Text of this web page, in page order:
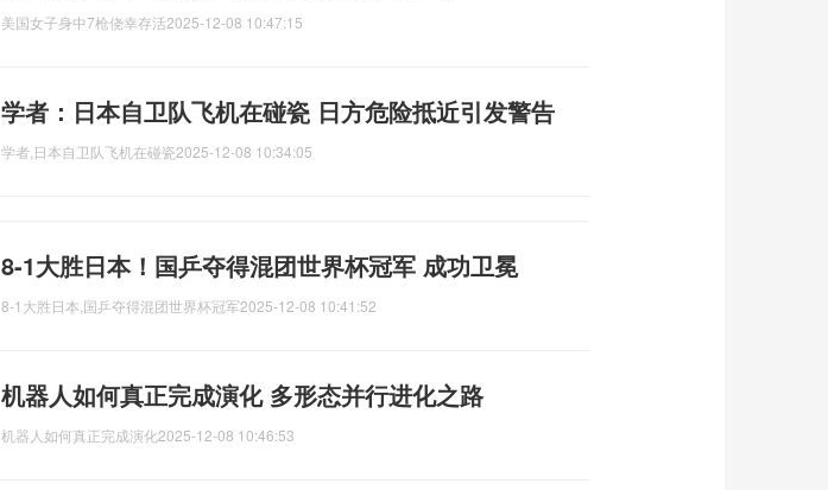
美国女子身中7枪侥幸存活2025-12-08 10:47:15
学者：日本自卫队飞机在碰瓷 日方危险抵近引发警告
学者,日本自卫队飞机在碰瓷2025-12-08 10:34:05
8-1大胜日本！国乒夺得混团世界杯冠军 成功卫冕
8-1大胜日本,国乒夺得混团世界杯冠军2025-12-08 10:41:52
机器人如何真正完成演化 多形态并行进化之路
机器人如何真正完成演化2025-12-08 10:46:53